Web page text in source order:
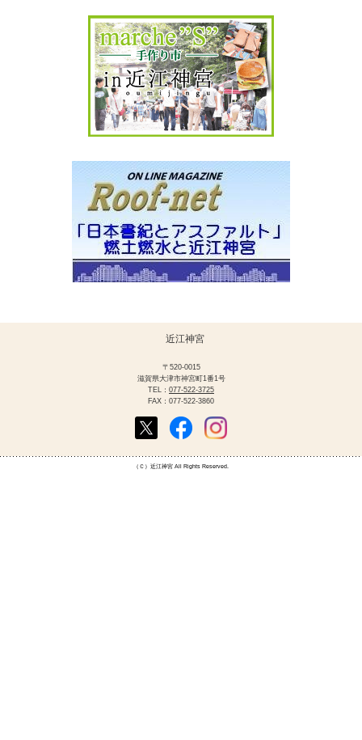
近江神宮
〒520-0015
滋賀県大津市神宮町1番1号
TEL： 077-522-3725
FAX：077-522-3860
（Ｃ） 近江神宮 All Rights Reserved.